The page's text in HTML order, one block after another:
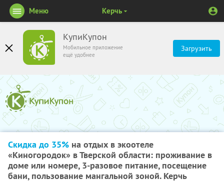
КупиКупон
Мобильное приложение
ещё удобнее
Загрузить
Меню Керчь
Скидка до 35% на отдых в экоотеле
«Киногородок» в Тверской области: проживание в
доме или номере, 3-разовое питание, посещение
бани, пользование мангальной зоной. Керчь